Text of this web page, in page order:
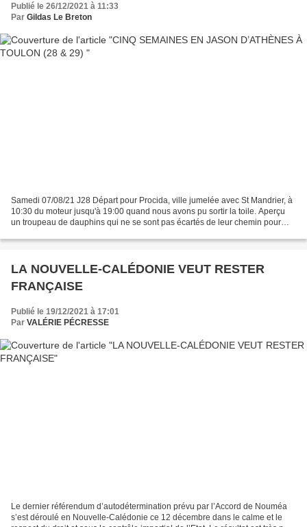
Publié le 26/12/2021 à 11:33
Par Gildas Le Breton
Samedi 07/08/21 J28 Départ pour Procida, ville jumelée avec St Mandrier, à
10:30 du moteur jusqu'à 19:00 quand nous avons pu sortir la toile. Aperçu
un troupeau de dauphins qui ne se sont pas écartés de leur chemin pour
LA NOUVELLE-CALÉDONIE VEUT RESTER
FRANÇAISE
Publié le 19/12/2021 à 17:01
Par VALÉRIE PÉCRESSE
Le dernier référendum d’autodétermination prévu par l’Accord de Nouméa
s’est déroulé en Nouvelle-Calédonie ce 12 décembre dans le calme et le